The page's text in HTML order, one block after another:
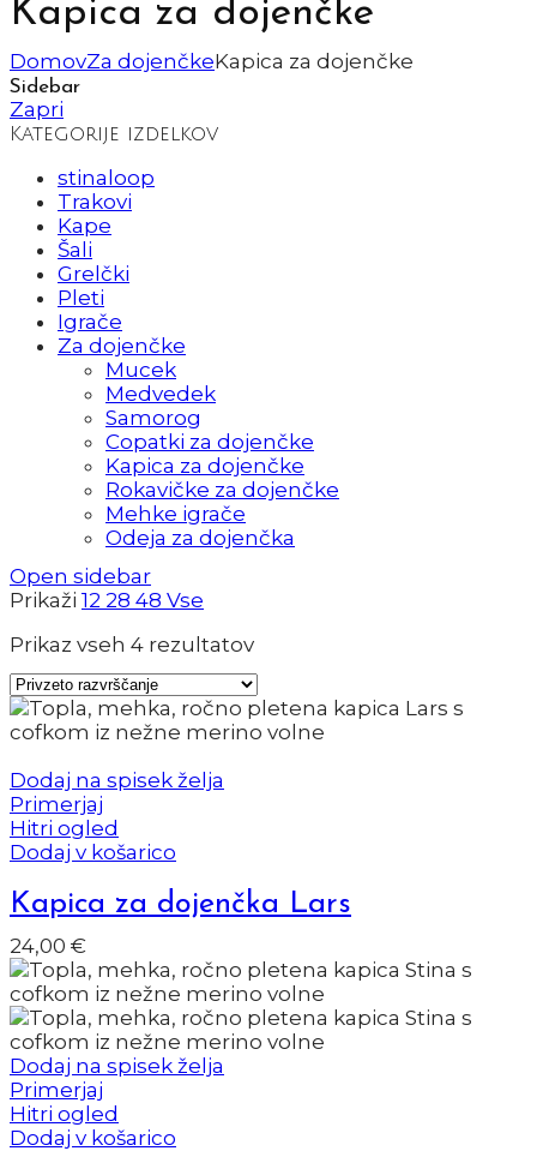
Kapica za dojenčke
DomovZa dojenčkeKapica za dojenčke
Sidebar
Zapri
Kategorije izdelkov
stinaloop
Trakovi
Kape
Šali
Grelčki
Pleti
Igrače
Za dojenčke
Mucek
Medvedek
Samorog
Copatki za dojenčke
Kapica za dojenčke
Rokavičke za dojenčke
Mehke igrače
Odeja za dojenčka
Open sidebar
Prikaži 12 28 48 Vse
Prikaz vseh 4 rezultatov
Dodaj na spisek želja
Primerjaj
Hitri ogled
Dodaj v košarico
Kapica za dojenčka Lars
24,00 €
Dodaj na spisek želja
Primerjaj
Hitri ogled
Dodaj v košarico